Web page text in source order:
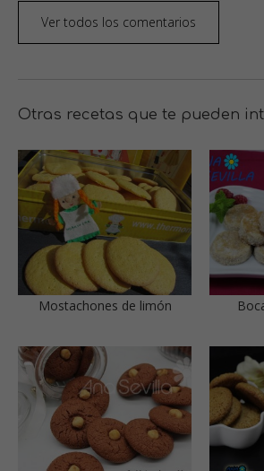
Ver todos los comentarios
Otras recetas que te pueden
Mostachones de limón